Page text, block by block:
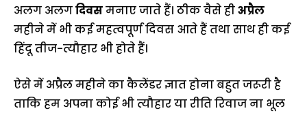
अलग अलगदिवसमनाए जाते हैं। ठीक वैसे हीअप्रैल
महीने में भी कई महत्वपूर्ण दिवस आते हैं तथा साथ ही कई
हिंदू तीज-त्यौहार भी होते हैं।
ऐसे में अप्रैल महीने का कैलेंडर ज्ञात होना बहुत जरूरी है
ताकि हम अपना कोई भी त्यौहार या रीति रिवाज ना भूल